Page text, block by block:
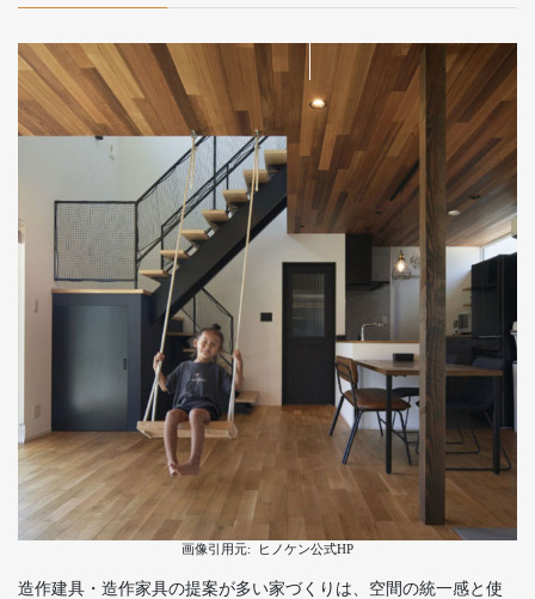
画像引用元: ヒノケン公式HP
造作建具・造作家具の提案が多い家づくりは、空間の統一感と使